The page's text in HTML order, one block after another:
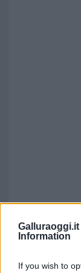
Galluraoggi.it
Information
If you wish to